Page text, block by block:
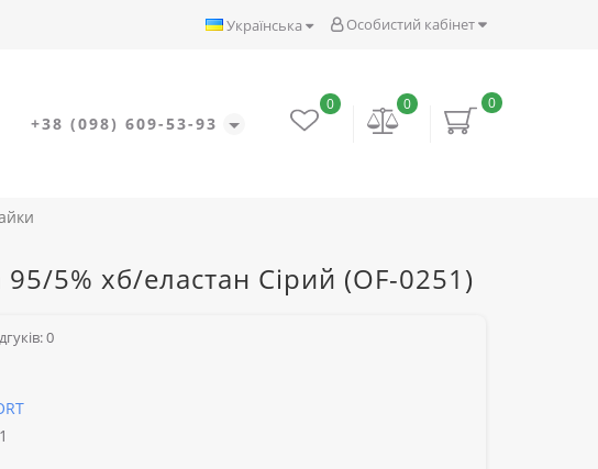
Особистий кабінет
Українська
+38 (098) 609-53-93
0
0
0
5% хб/еластан Сірий (OF-0251)
0